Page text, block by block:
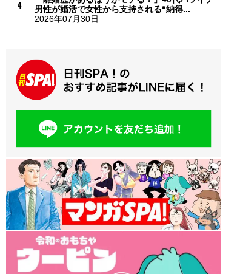
男性が婚活で女性から支持される“納得...
2026年07月30日